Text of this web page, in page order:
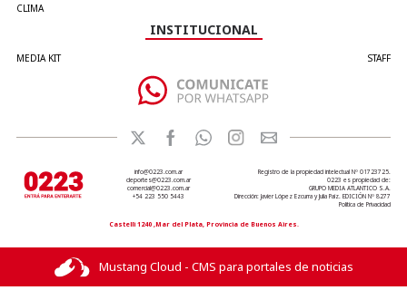
CLIMA
INSTITUCIONAL
MEDIA KIT STAFF
info@0223.com.ar
deportes@0223.com.ar
comercial@0223.com.ar
+54 223 550 5443
Registro de la propiedad intelectual Nº 01723725.
0223 es propiedad de:
GRUPO MEDIA ATLANTICO S.A.
Dirección: Javier López Ezcurra y Julia Paiz. EDICIÓN Nº 8277
Política de Privacidad
Castelli 1240 ,Mar del Plata, Provincia de Buenos Aires.
Mustang Cloud - CMS para portales de noticias